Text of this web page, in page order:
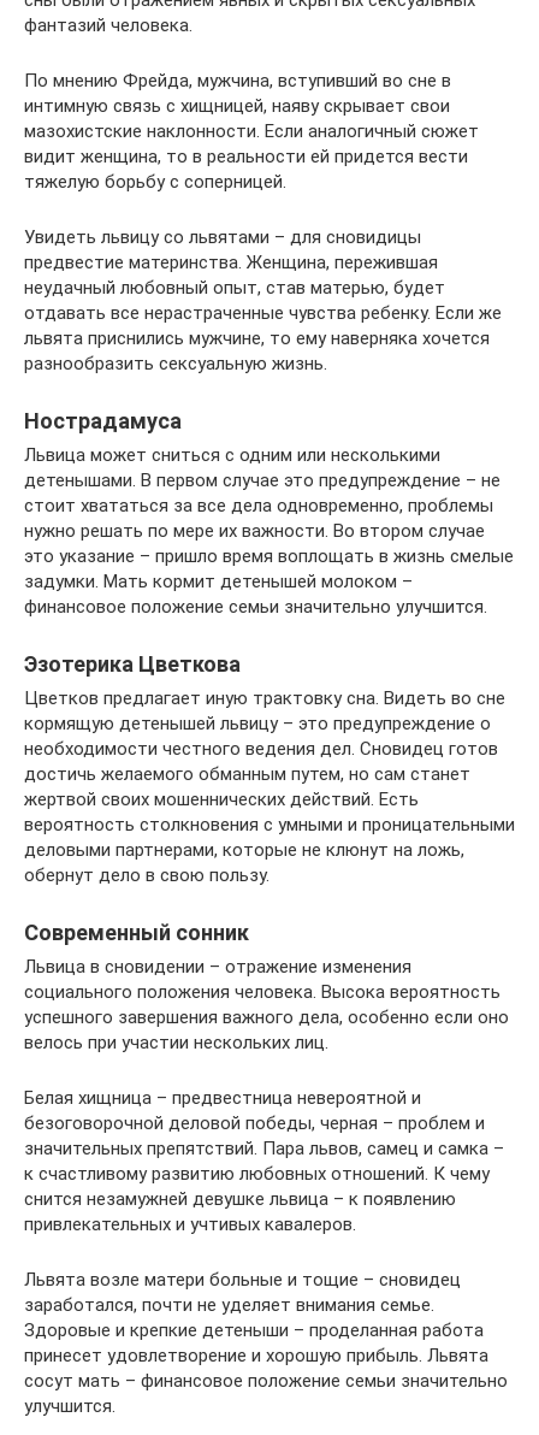
фантазий человека.
По мнению Фрейда, мужчина, вступивший во сне в
интимную связь с хищницей, наяву скрывает свои
мазохистские наклонности. Если аналогичный сюжет
видит женщина, то в реальности ей придется вести
тяжелую борьбу с соперницей.
Увидеть львицу со львятами – для сновидицы
предвестие материнства. Женщина, пережившая
неудачный любовный опыт, став матерью, будет
отдавать все нерастраченные чувства ребенку. Если же
львята приснились мужчине, то ему наверняка хочется
разнообразить сексуальную жизнь.
Нострадамуса
Львица может сниться с одним или несколькими
детенышами. В первом случае это предупреждение – не
стоит хвататься за все дела одновременно, проблемы
нужно решать по мере их важности. Во втором случае
это указание – пришло время воплощать в жизнь смелые
задумки. Мать кормит детенышей молоком –
финансовое положение семьи значительно улучшится.
Эзотерика Цветкова
Цветков предлагает иную трактовку сна. Видеть во сне
кормящую детенышей львицу – это предупреждение о
необходимости честного ведения дел. Сновидец готов
достичь желаемого обманным путем, но сам станет
жертвой своих мошеннических действий. Есть
вероятность столкновения с умными и проницательными
деловыми партнерами, которые не клюнут на ложь,
обернут дело в свою пользу.
Современный сонник
Львица в сновидении – отражение изменения
социального положения человека. Высока вероятность
успешного завершения важного дела, особенно если оно
велось при участии нескольких лиц.
Белая хищница – предвестница невероятной и
безоговорочной деловой победы, черная – проблем и
значительных препятствий. Пара львов, самец и самка –
к счастливому развитию любовных отношений. К чему
снится незамужней девушке львица – к появлению
привлекательных и учтивых кавалеров.
Львята возле матери больные и тощие – сновидец
заработался, почти не уделяет внимания семье.
Здоровые и крепкие детеныши – проделанная работа
принесет удовлетворение и хорошую прибыль. Львята
сосут мать – финансовое положение семьи значительно
улучшится.